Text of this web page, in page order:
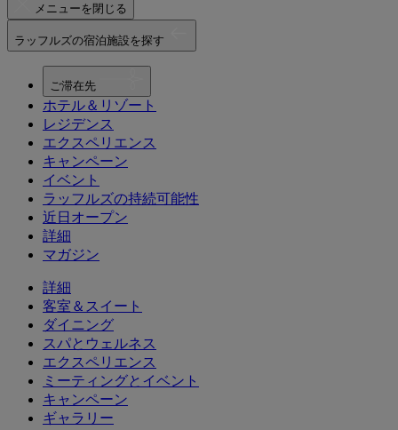
メニューを閉じる
ラッフルズの宿泊施設を探す
ご滞在先
ホテル＆リゾート
レジデンス
エクスペリエンス
キャンペーン
イベント
ラッフルズの持続可能性
近日オープン
詳細
マガジン
詳細
客室＆スイート
ダイニング
スパとウェルネス
エクスペリエンス
ミーティングとイベント
キャンペーン
ギャラリー